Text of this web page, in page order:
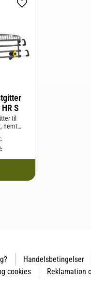
S
til
nemt
bilens
og sikker
last.
Gem som favorit
Handelsbetingelser
cookies
Reklamation